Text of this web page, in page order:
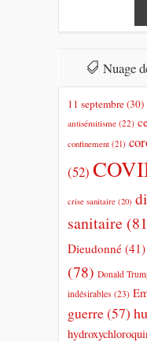
Nuage
11 septembre(30)
antisémitisme (22)
confinement (21)
(52)
crise sanitaire (20)
sanitaire
Dieudonné (41)
(78) Donald
indésirables (23)
guerre(57)